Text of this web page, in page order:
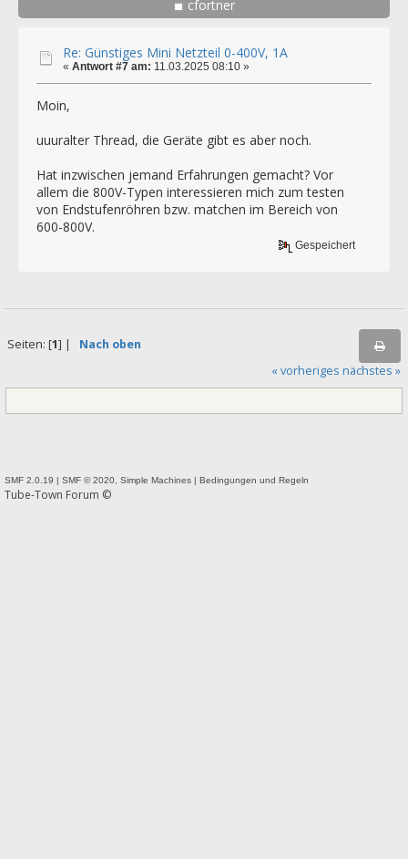
cfortner
Re: Günstiges Mini Netzteil 0-400V, 1A
« Antwort #7 am: 11.03.2025 08:10 »
Moin,
uuuralter Thread, die Geräte gibt es aber noch.
Hat inzwischen jemand Erfahrungen gemacht? Vor
allem die 800V-Typen interessieren mich zum testen
von Endstufenröhren bzw. matchen im Bereich von
600-800V.
Gespeichert
Seiten: [1] | Nach oben
« vorheriges nächstes »
SMF 2.0.19 | SMF © 2020 Simple Machines | Bedingungen und Regeln
Tube-Town Forum ©